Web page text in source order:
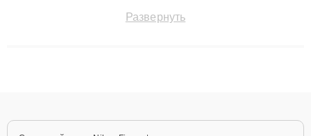
сохранением гарантии до 3 лет. Наши мастера решают
Развернуть